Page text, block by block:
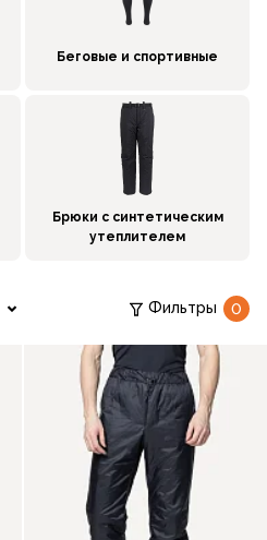
Беговые и спортивные
Брюки с синтетическим
утеплителем
Фильтры 0